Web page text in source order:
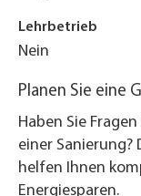
Lehrbetrieb
Nein
Planen Sie eine
Haben Sie
einer Sanierung?
helfen Ihnen
Energiesparen.